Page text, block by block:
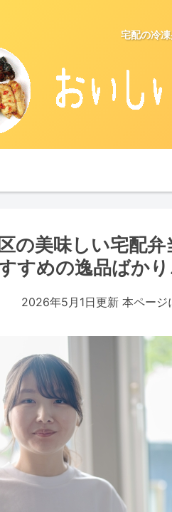
宅配の冷
の美味しい宅配
すめの逸品ばかり
2026年5月1日更新 本ページ